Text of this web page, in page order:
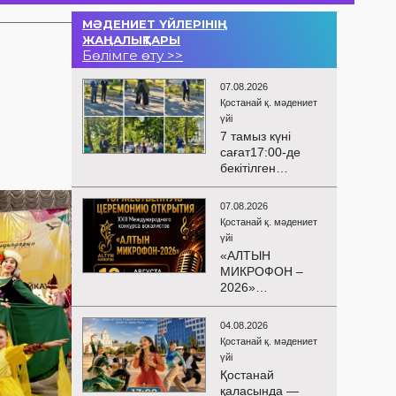
МӘДЕНИЕТ ҮЙЛЕРІНІҢ
ЖАҢАЛЫҚТАРЫ
Бөлімге өту >>
07.08.2026
Қостанай қ. мәдениет
үйі
7 тамыз күні
сағат17:00-де
бекітілген
жоспарға және
KPI
көрсеткіштерін
орындау аясында
«Таза Қазақстан»
экологиялық
акциясына
арналған көшпелі
концерт
Меңдіқара
ауданының
Красная Пресня
ауылында
өткізілді
07.08.2026
Қостанай қ. мәдениет
үйі
«АЛТЫН
МИКРОФОН –
2026»
БАЙҚАУЫНЫҢ
САЛТАНАТТЫ
АШЫЛУЫ
Сіздерді
вокалистердің
«Алтын
04.08.2026
Қостанай қ. мәдениет
үйі
Қостанай
қаласында —